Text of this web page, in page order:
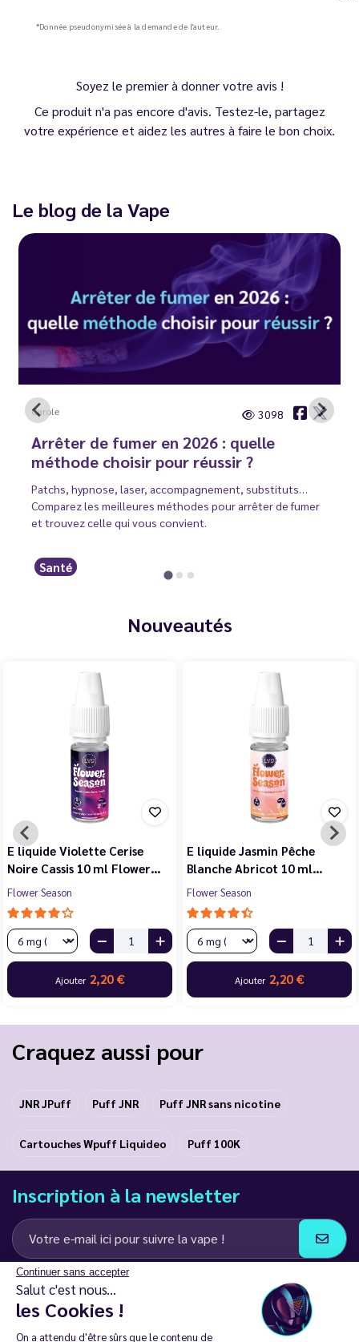
Continuer sans accepter
Salut c'est nous...
les Cookies !
On a attendu d'être sûrs que le contenu de
*Donnée pseudonymisée à la demande de l'auteur.
Soyez le premier à donner votre avis !
Ce produit n'a pas encore d'avis. Testez-le, partagez
votre expérience et aidez les autres à faire le bon choix.
Le blog de la Vape
Carole 3098
Arrêter de fumer en 2026 : quelle
méthode choisir pour réussir ?
Patchs, hypnose, laser, accompagnement, substituts…
Comparez les meilleures méthodes pour arrêter de fumer
et trouvez celle qui vous convient.
Santé
Nouveautés
E liquide Violette Cerise
Noire Cassis 10 ml Flower…
Flower Season
Ajouter 2,20 €
E liquide Jasmin Pêche
Blanche Abricot 10 ml…
Flower Season
Ajouter 2,20 €
Craquez aussi pour
JNR JPuff Puff JNR Puff JNR sans nicotine
Cartouches Wpuff Liquideo Puff 100K
Inscription à la newsletter
J’accepte de recevoir des communications e-mail et SMS de la part de
LD Groupe
Restez en contact